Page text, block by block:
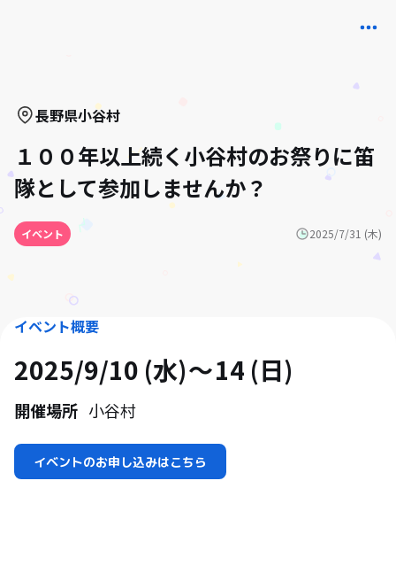
長野県小谷村
１００年以上続く小谷村のお祭りに笛
隊として参加しませんか？
イベント 2025/7/31 (木)
イベント概要
2025/9/10 (水) 14 (日)
開催場所 小谷村
イベントのお申し込みはこちら